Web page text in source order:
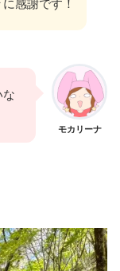
感謝です！
モカリーナ
な